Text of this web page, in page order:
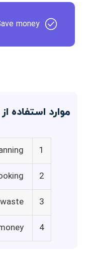
money
موارد استفاده از DishGen
1
2
3
4